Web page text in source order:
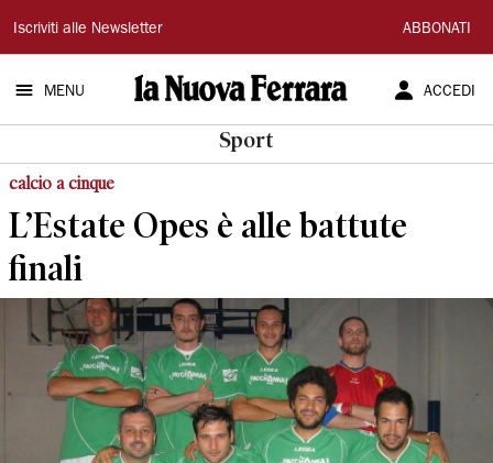
La
Nuova
Ferrara
Iscriviti alle Newsletter ABBONATI
MENU ACCEDI
Sport
calcio a cinque
L’Estate Opes è alle battute
finali